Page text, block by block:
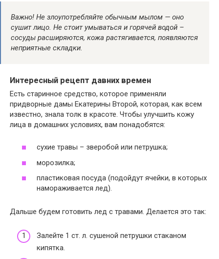
Важно! Не злоупотребляйте обычным мылом — оно
сушит лицо. Не стоит умываться и горячей водой –
сосуды расширяются, кожа растягивается, появляются
неприятные складки.
Интересный рецепт давних времен
Есть старинное средство, которое применяли
придворные дамы Екатерины Второй, которая, как всем
известно, знала толк в красоте. Чтобы улучшить кожу
лица в домашних условиях, вам понадобятся:
сухие травы – зверобой или петрушка;
морозилка;
пластиковая посуда (подойдут ячейки, в которых
намораживается лед).
Дальше будем готовить лед с травами. Делается это так:
Залейте 1 ст. л. сушеной петрушки стаканом
кипятка.